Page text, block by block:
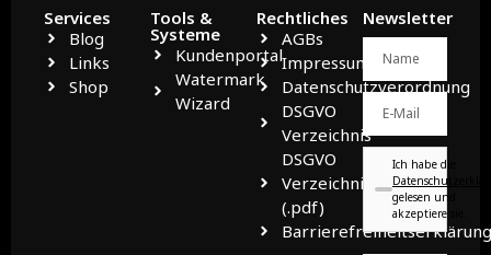
Services
Blog
Links
Shop
Tools &
Systeme
Kundenportal
Watermark
Wizard
Rechtliches
AGBs
Impressum
Datenschutzverordnung
DSGVO
Verzeichnis
DSGVO
Verzeichnis
(.pdf)
Barrierefreiheitserklärung
Newsletter
Ich habe die
gelesen und
akzeptiere sie.